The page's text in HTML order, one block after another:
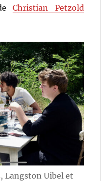
Christian Petzold
Langston Uibel et